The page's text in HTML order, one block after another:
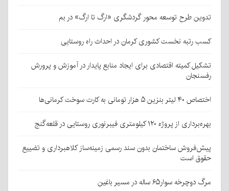
تدوین طرح توسعه محور گردشگری «ارگ تا ارگ» در بم
کسب رتبه نخست کشوری کرمان در احداث راه روستایی
تشکیل کمیته اقتصادی برای ایجاد منابع پایدار در آموزش و پرورش
رفسنجان
اختصاص ۴۰ لیتر بنزین ۵ هزار تومانی به کارت سوخت کرمانی‌ها
بهره‌برداری از پروژه ۱۲۰ کیلومتری فیبرنوری روستایی در قلعه‌گنج
پیش‌فروش ساختمان بدون سند رسمی زمینه‌ساز کلاهبرداری و تضییع
حقوق است
مرگ دوچرخه سوار۶۵ ساله در مسیر باغین